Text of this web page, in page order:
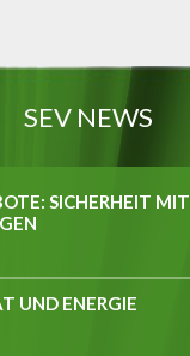
SEV NEWS
SICHERHEIT MIT
UND ENERGIE